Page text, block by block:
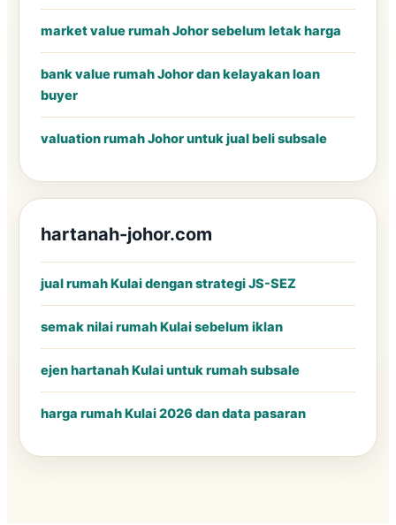
market value rumah Johor sebelum letak harga
bank value rumah Johor dan kelayakan loan
buyer
valuation rumah Johor untuk jual beli subsale
hartanah-johor.com
jual rumah Kulai dengan strategi JS-SEZ
semak nilai rumah Kulai sebelum iklan
ejen hartanah Kulai untuk rumah subsale
harga rumah Kulai 2026 dan data pasaran